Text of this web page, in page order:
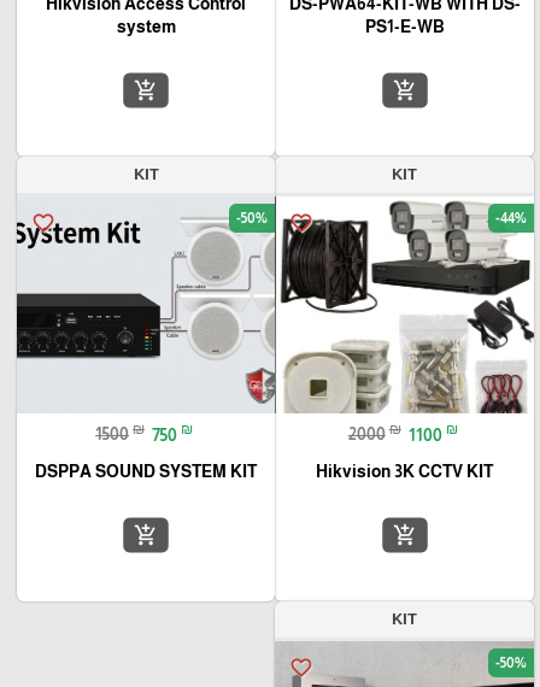
PS1-E-WB
add_shopping_cart
system
add_shopping_cart
KIT
favorite_border -44%
2000 ₪ 1100 ₪
Hikvision 3K CCTV KIT
add_shopping_cart
KIT
favorite_border -50%
1500 ₪ 750 ₪
DSPPA SOUND SYSTEM KIT
add_shopping_cart
KIT
favorite_border -50%